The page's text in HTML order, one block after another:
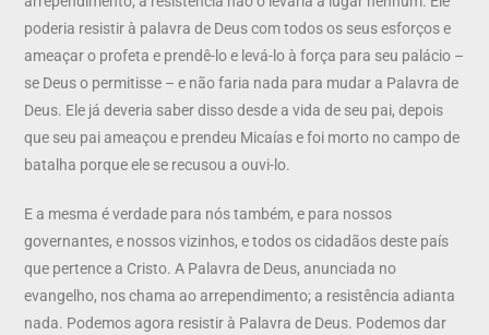
poderia resistir à palavra de Deus com todos os seus esforços e
ameaçar o profeta e prendê-lo e levá-lo à força para seu palácio –
se Deus o permitisse – e não faria nada para mudar a Palavra de
Deus. Ele já deveria saber disso desde a vida de seu pai, depois
que seu pai ameaçou e prendeu Micaías e foi morto no campo de
batalha porque ele se recusou a ouvi-lo.
E a mesma é verdade para nós também, e para nossos
governantes, e nossos vizinhos, e todos os cidadãos deste país
que pertence a Cristo. A Palavra de Deus, anunciada no
evangelho, nos chama ao arrependimento; a resistência adianta
nada. Podemos agora resistir à Palavra de Deus. Podemos dar